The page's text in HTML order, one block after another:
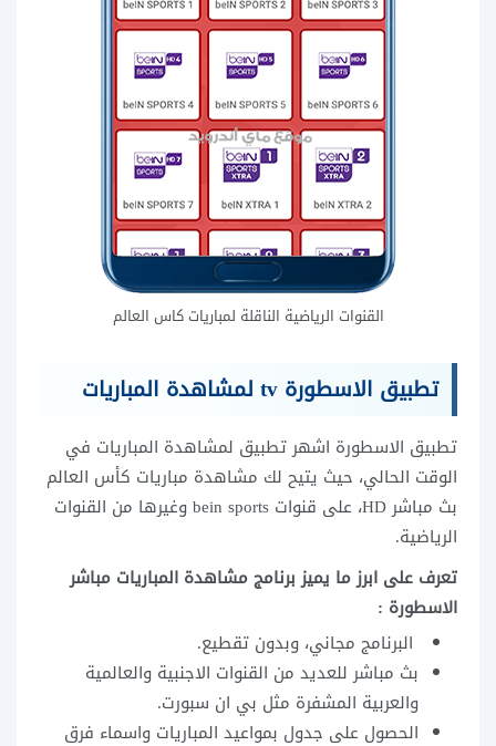
القنوات الرياضية الناقلة لمباريات كاس العالم
تطبيق الاسطورة tv لمشاهدة المباريات
تطبيق الاسطورة اشهر تطبيق لمشاهدة المباريات في
الوقت الحالي، حيث يتيح لك مشاهدة مباريات كأس العالم
بث مباشر HD، على قنوات bein sports وغيرها من القنوات
الرياضية.
تعرف على ابرز ما يميز برنامج مشاهدة المباريات مباشر
الاسطورة :
البرنامج مجاني، وبدون تقطيع.
بث مباشر للعديد من القنوات الاجنبية والعالمية
والعربية المشفرة مثل بي ان سبورت.
الحصول على جدول بمواعيد المباريات واسماء فرق